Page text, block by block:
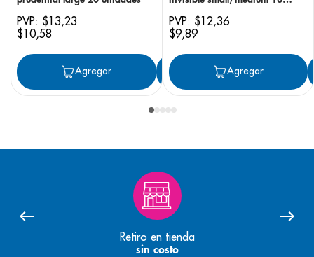
PVP: $13,23
$10,58
Agregar Agregar
PVP:$12,36
$9,89
Agregar
Retiro en tienda
sin costo